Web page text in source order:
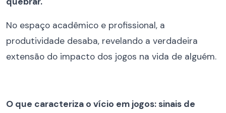
No espaço acadêmico e profissional, a
produtividade desaba, revelando a verdadeira
extensão do impacto dos jogos na vida de alguém.
O que caracteriza o vício em jogos: sinais de